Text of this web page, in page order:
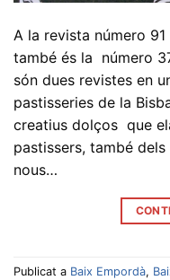
A la revista número
també és la número
són dues revistes en
pastisseries de la
creatius dolços que
pastissers, també
nous…
Publicat a Baix Empordà,